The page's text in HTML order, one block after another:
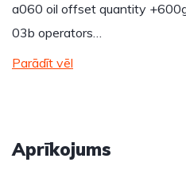
a060 oil offset quantity
03b operators…
Parādīt vēl
Aprīkojums